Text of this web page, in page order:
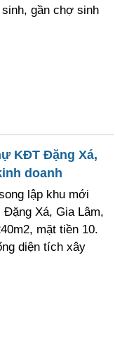
gần chợ sinh
KĐT Đặng Xá,
doanh
lập khu mới
Đặng Xá, Gia Lâm,
mặt tiền 10.
diện tích xây